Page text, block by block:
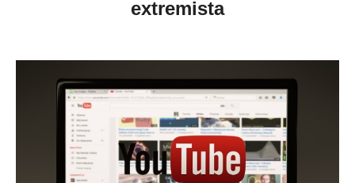
extremista